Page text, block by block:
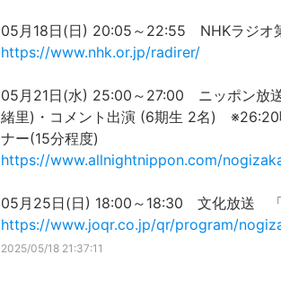
05月18日(日) 20:05～22:55 NHKラジ
https://www.nhk.or.jp/radirer/
05月21日(水) 25:00～27:00 ニッポン放
緒里)・コメント出演 (6期生 2名) ※26:20
ナー(15分程度)
https://www.allnightnippon.com/
05月25日(日) 18:00～18:30 文化放送
https://www.joqr.co.jp/qr/program/
2025/05/18 21:37:11